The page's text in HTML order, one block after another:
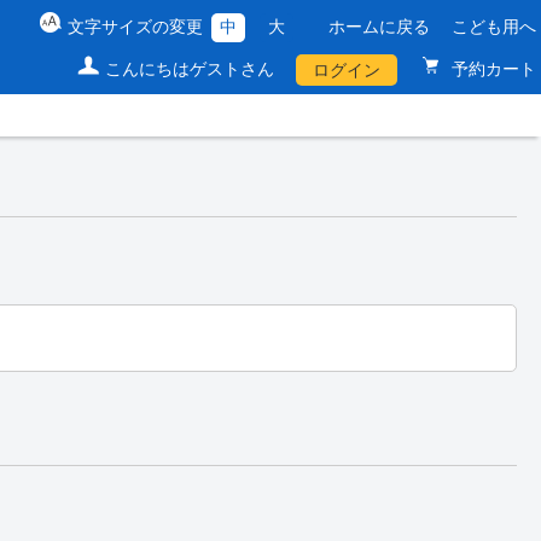
文字サイズの変更 中 大 ホームに戻る こども用へ
こんにちはゲストさん ログイン 予約カート